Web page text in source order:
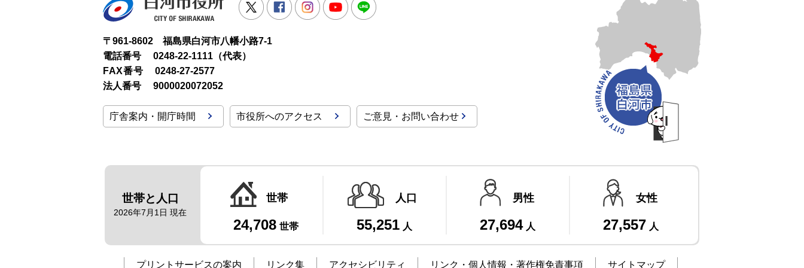
Twitter FacebookInstagramYoutube
〒961-8602 福島県白河市八幡小路7-1
電話番号
0248-22-1111（代表）
FAX番号
0248-27-2577
法人番号
9000020072052
庁舎案内・開庁時間 市役所へのアクセス ご意見・お問い合わせ
世帯と人口
2026年7月1日 現在
世帯
24,708 世帯
人口
55,251 人
男性
27,694 人
女性
27,557 人
プリントサービスの案内 リンク集 アクセシビリティ リンク・個人情報・著作権免責事項 サイトマップ